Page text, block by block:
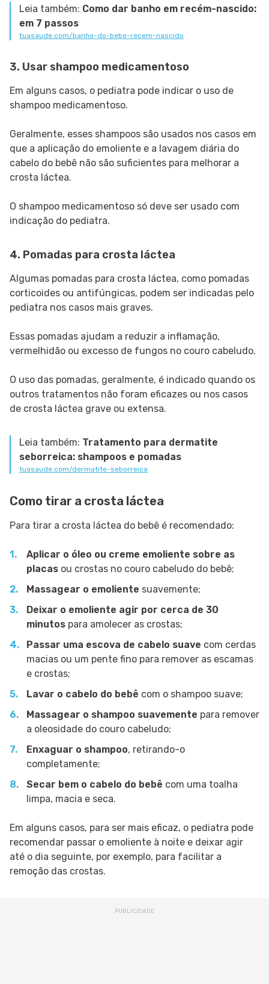
Leia também: Como dar banho em recém-nascido:
em 7 passos
tuasaude.com/banho-do-bebe-recem-nascido
3. Usar shampoo medicamentoso
Em alguns casos, o pediatra pode indicar o uso de
shampoo medicamentoso.
Geralmente, esses shampoos são usados nos casos em
que a aplicação do emoliente e a lavagem diária do
cabelo do bebê não são suficientes para melhorar a
crosta láctea.
O shampoo medicamentoso só deve ser usado com
indicação do pediatra.
4. Pomadas para crosta láctea
Algumas pomadas para crosta láctea, como pomadas
corticoides ou antifúngicas, podem ser indicadas pelo
pediatra nos casos mais graves.
Essas pomadas ajudam a reduzir a inflamação,
vermelhidão ou excesso de fungos no couro cabeludo.
O uso das pomadas, geralmente, é indicado quando os
outros tratamentos não foram eficazes ou nos casos
de crosta láctea grave ou extensa.
Leia também: Tratamento para dermatite
seborreica: shampoos e pomadas
tuasaude.com/dermatite-seborreica
Como tirar a crosta láctea
Para tirar a crosta láctea do bebê é recomendado:
Aplicar o óleo ou creme emoliente sobre as
placas ou crostas no couro cabeludo do bebê;
Massagear o emoliente suavemente;
Deixar o emoliente agir por cerca de 30
minutos para amolecer as crostas;
Passar uma escova de cabelo suave com cerdas
macias ou um pente fino para remover as escamas
e crostas;
Lavar o cabelo do bebê com o shampoo suave;
Massagear o shampoo suavemente para remover
a oleosidade do couro cabeludo;
Enxaguar o shampoo, retirando-o
completamente;
Secar bem o cabelo do bebê com uma toalha
limpa, macia e seca.
Em alguns casos, para ser mais eficaz, o pediatra pode
recomendar passar o emoliente à noite e deixar agir
até o dia seguinte, por exemplo, para facilitar a
remoção das crostas.